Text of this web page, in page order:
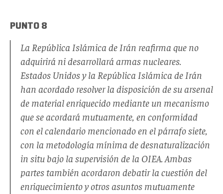
PUNTO 8
La República Islámica de Irán reafirma que no
adquirirá ni desarrollará armas nucleares.
Estados Unidos y la República Islámica de Irán
han acordado resolver la disposición de su arsenal
de material enriquecido mediante un mecanismo
que se acordará mutuamente, en conformidad
con el calendario mencionado en el párrafo siete,
con la metodología mínima de desnaturalización
in situ bajo la supervisión de la OIEA. Ambas
partes también acordaron debatir la cuestión del
enriquecimiento y otros asuntos mutuamente